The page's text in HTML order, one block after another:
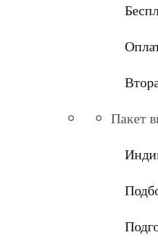
Пакет